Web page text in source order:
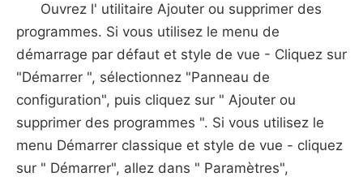
Ouvrez l' utilitaire Ajouter ou supprimer des
programmes. Si vous utilisez le menu de
démarrage par défaut et style de vue - Cliquez sur
"Démarrer ", sélectionnez "Panneau de
configuration", puis cliquez sur " Ajouter ou
supprimer des programmes ". Si vous utilisez le
menu Démarrer classique et style de vue - cliquez
sur " Démarrer", allez dans " Paramètres",